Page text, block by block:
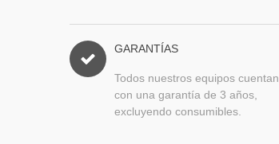
GARANTÍAS
Todos nuestros equipos cuentan
con una garantía de 3 años,
excluyendo consumibles.